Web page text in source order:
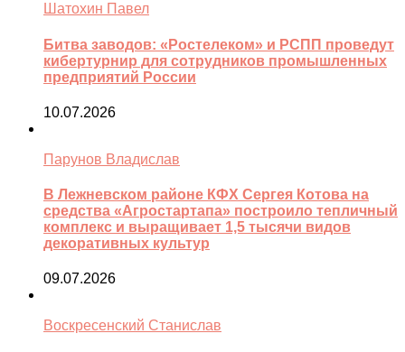
Шатохин Павел
Битва заводов: «Ростелеком» и РСПП проведут
кибертурнир для сотрудников промышленных
предприятий России
10.07.2026
Парунов Владислав
В Лежневском районе КФХ Сергея Котова на
средства «Агростартапа» построило тепличный
комплекс и выращивает 1,5 тысячи видов
декоративных культур
09.07.2026
Воскресенский Станислав